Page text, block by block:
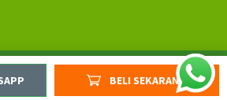
BELI SEKARANG
Sehat 2026. All Rights Reserved